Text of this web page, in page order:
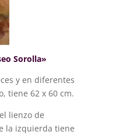
Sorolla»
y en diferentes
tiene 62 x 60 cm.
lienzo de
la izquierda tiene